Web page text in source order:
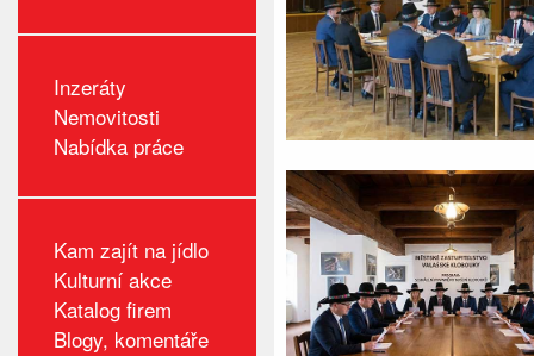
Inzeráty
Nemovitosti
Nabídka práce
Kam zajít na jídlo
Kulturní akce
Katalog firem
Blogy, komentáře